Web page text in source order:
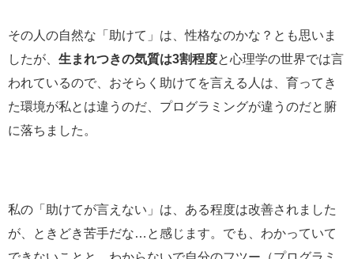
その人の自然な「助けて」は、性格なのかな？とも思いま
したが、 生まれつきの気質は3割程度と心理学の世界では言
われているので、おそらく助けてを言える人は、育ってき
た環境が私とは違うのだ、プログラミングが違うのだと腑
に落ちました。
私の「助けてが言えない」は、ある程度は改善されました
が、ときどき苦手だな…と感じます。でも、わかっていて